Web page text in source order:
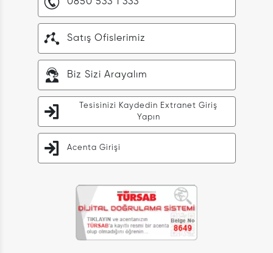
Satış Ofislerimiz
Biz Sizi Arayalım
Tesisinizi Kaydedin Extranet Giriş
Yapın
Acenta Girişi